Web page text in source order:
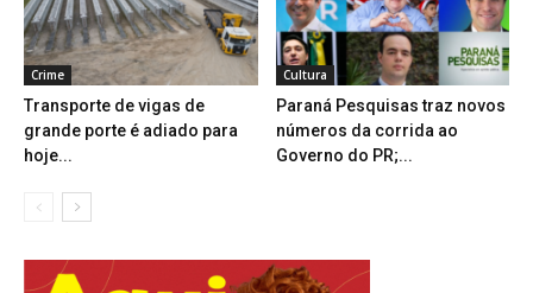
Crime
Transporte de vigas de
grande porte é adiado para
hoje...
Cultura
Paraná Pesquisas traz novos
números da corrida ao
Governo do PR;...